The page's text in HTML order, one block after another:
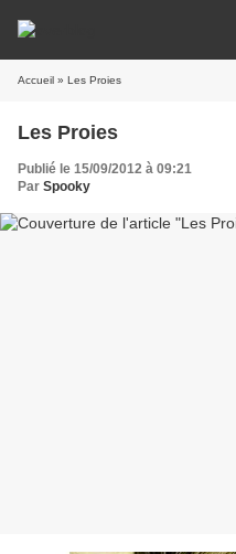
Accueil » Les Proies
Les Proies
Publié le 15/09/2012 à 09:21
Par Spooky